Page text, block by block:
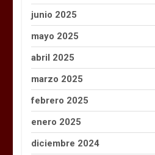
junio 2025
mayo 2025
abril 2025
marzo 2025
febrero 2025
enero 2025
diciembre 2024